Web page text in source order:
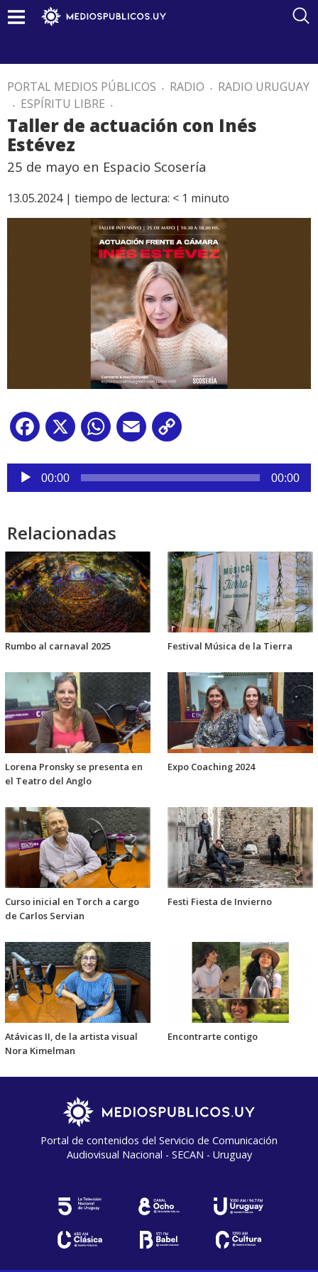
PORTAL MEDIOS PÚBLICOS . RADIO . RADIO URUGUAY
. ESPÍRITU LIBRE .
Taller de actuación con Inés
Estévez
25 de mayo en Espacio Scosería
13.05.2024 | tiempo de lectura: < 1 minuto
Facebook
X WhatsApp
Email
Reproductor
audio
00:00 00:00
Relacionadas
Rumbo al carnaval 2025 Festival Música de la Tierra
Lorena Pronsky se presenta en
el Teatro del Anglo
Expo Coaching 2024
Curso inicial en Torch a cargo
de Carlos Servian
Festi Fiesta de Invierno
Atávicas II, de la artista visual
Nora Kimelman
Encontrarte contigo
Portal de contenidos del Servicio de Comunicación
Audiovisual Nacional - SECAN - Uruguay